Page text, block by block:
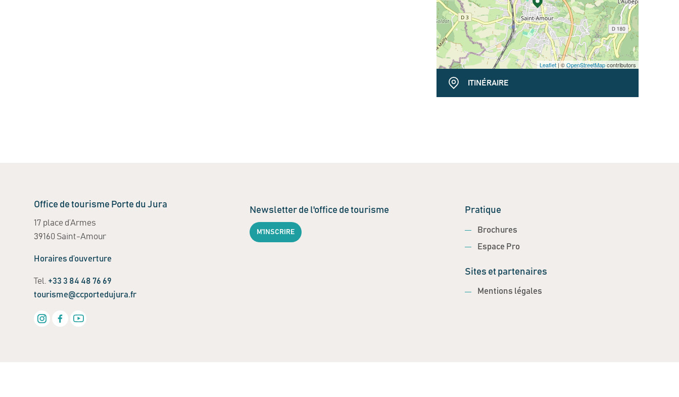
Leaflet| ©OpenStreetMapcontributors
ITINÉRAIRE
Office de tourisme Porte du Jura
17 place d’Armes
39160 Saint-Amour
Horaires d’ouverture
Tel. +33 3 84 48 76 69
tourisme@ccportedujura.fr
Newsletter de l'office de tourisme
M'INSCRIRE
Pratique
Brochures
Espace Pro
Sites et partenaires
Mentions légales